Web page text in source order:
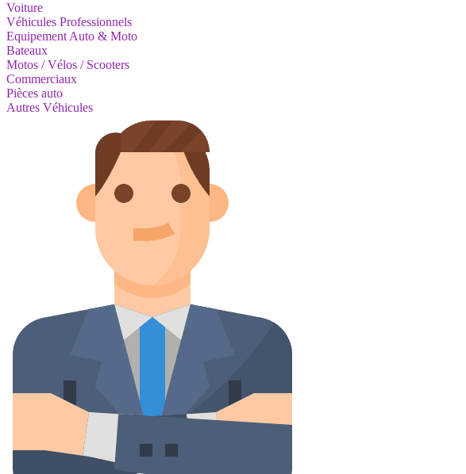
Voiture
Véhicules Professionnels
Equipement Auto & Moto
Bateaux
Motos / Vélos / Scooters
Commerciaux
Pièces auto
Autres Véhicules